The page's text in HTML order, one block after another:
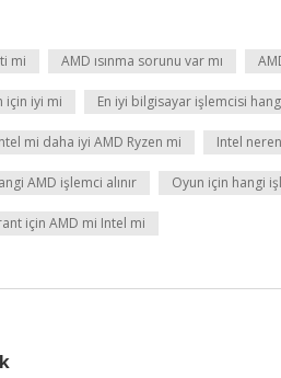
mi AMD ısınma sorunu var mı
için iyi mi En iyi bilgisayar işlemcisi
mi daha iyi AMD Ryzen mi Intel
AMD işlemci alınır Oyun için hangi
için AMD mi Intel mi